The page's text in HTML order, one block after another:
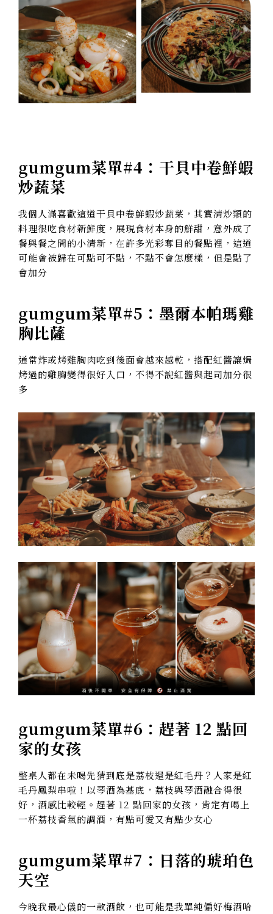
gumgum菜單#4： 干貝中卷鮮蝦
炒蔬菜
我個人滿喜歡這道干貝中卷鮮蝦炒蔬菜，其實清炒類的
料理很吃食材新鮮度，展現食材本身的鮮甜，意外成了
餐與餐之間的小清新，在許多光彩奪目的餐點裡，這道
可能會被歸在可點可不點，不點不會怎麼樣，但是點了
會加分
gumgum菜單#5： 墨爾本帕瑪雞
胸比薩
通常炸或烤雞胸肉吃到後面會越來越乾，搭配紅醬讓焗
烤過的雞胸變得很好入口，不得不說紅醬與起司加分很
多
gumgum菜單#6： 趕著 12 點回
家的女孩
整桌人都在未喝先猜到底是荔枝還是紅毛丹？人家是紅
毛丹鳳梨串啦！以琴酒為基底，荔枝與琴酒融合得很
好，酒感比較輕。趕著 12 點回家的女孩，肯定有喝上
一杯荔枝香氣的調酒，有點可愛又有點少女心
gumgum菜單#7： 日落的琥珀色
天空
今晚我最心儀的一款酒飲，也可能是我單純偏好梅酒哈